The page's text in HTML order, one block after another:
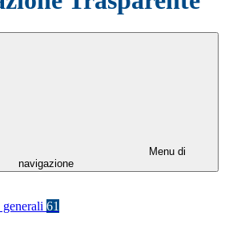
Menu di
navigazione
61